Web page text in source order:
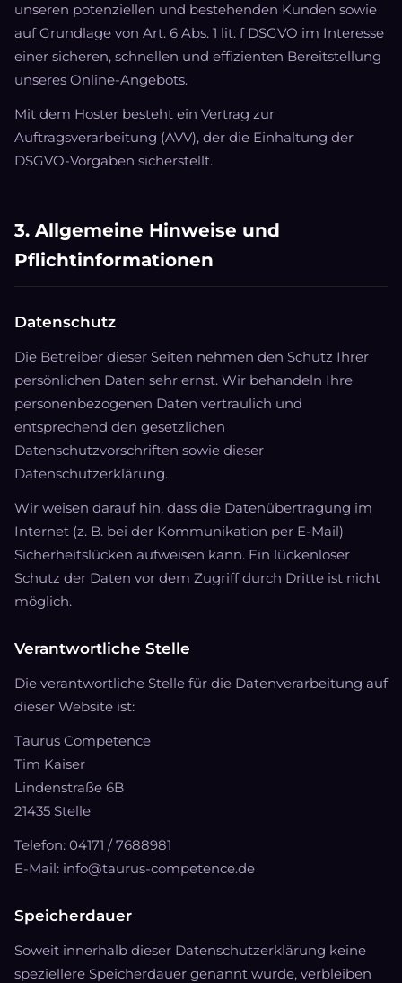
unseren potenziellen und bestehenden Kunden sowie
auf Grundlage von Art. 6 Abs. 1 lit. f DSGVO im Interesse
einer sicheren, schnellen und effizienten Bereitstellung
unseres Online-Angebots.
Mit dem Hoster besteht ein Vertrag zur
Auftragsverarbeitung (AVV), der die Einhaltung der
DSGVO-Vorgaben sicherstellt.
3. Allgemeine Hinweise und
Pflichtinformationen
Datenschutz
Die Betreiber dieser Seiten nehmen den Schutz Ihrer
persönlichen Daten sehr ernst. Wir behandeln Ihre
personenbezogenen Daten vertraulich und
entsprechend den gesetzlichen
Datenschutzvorschriften sowie dieser
Datenschutzerklärung.
Wir weisen darauf hin, dass die Datenübertragung im
Internet (z. B. bei der Kommunikation per E-Mail)
Sicherheitslücken aufweisen kann. Ein lückenloser
Schutz der Daten vor dem Zugriff durch Dritte ist nicht
möglich.
Verantwortliche Stelle
Die verantwortliche Stelle für die Datenverarbeitung auf
dieser Website ist:
Taurus Competence
Tim Kaiser
Lindenstraße 6B
21435 Stelle
Telefon: 04171 / 7688981
E-Mail: info@taurus-competence.de
Speicherdauer
Soweit innerhalb dieser Datenschutzerklärung keine
speziellere Speicherdauer genannt wurde, verbleiben